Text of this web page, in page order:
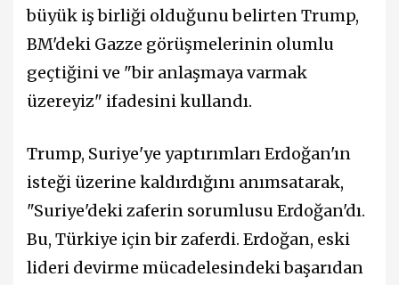
büyük iş birliği olduğunu belirten Trump,
BM'deki Gazze görüşmelerinin olumlu
geçtiğini ve "bir anlaşmaya varmak
üzereyiz" ifadesini kullandı.
Trump, Suriye'ye yaptırımları Erdoğan'ın
isteği üzerine kaldırdığını anımsatarak,
"Suriye'deki zaferin sorumlusu Erdoğan'dı.
Bu, Türkiye için bir zaferdi. Erdoğan, eski
lideri devirme mücadelesindeki başarıdan